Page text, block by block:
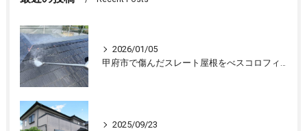
2026/01/05
甲府市で傷んだスレート屋根をべスコロフィラーを下塗りし屋根塗装しました
2025/09/23